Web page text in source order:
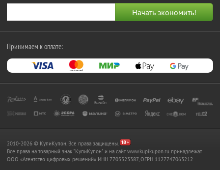
Принимаем к оплате:
2010-2026 © КупиКупон. Все права защищены.
Все права на товарный знак "КупиКупон" и на сайт www.kupikupon.ru принадлежат
OOO «Агентство цифровых решений» ИНН 7705523387, ОГРН 1127747063212